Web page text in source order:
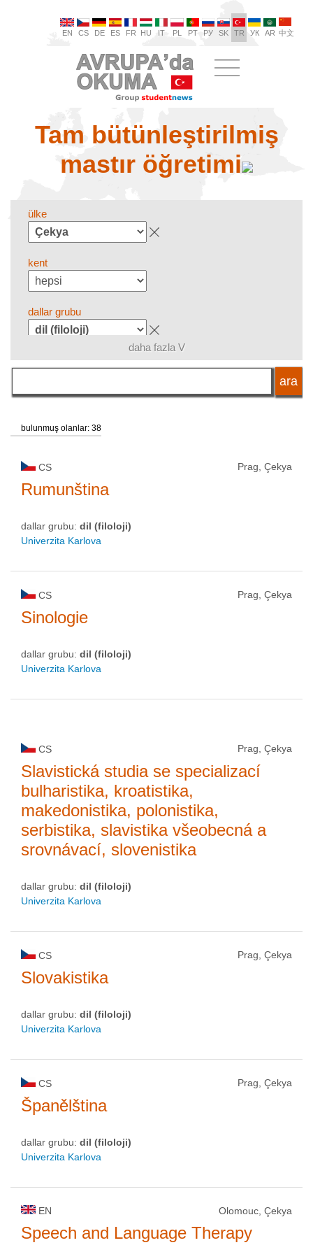
EN CS DE ES FR HU IT PL PT РУ SK TR УК AR 中文
Tam bütünleştirilmiş
mastır öğretimi
ülke
kent
dallar grubu
dil
daha fazla V
bulunmuş olanlar: 38
CS Prag, Çekya
Rumunština
dallar grubu: dil (filoloji)
Univerzita Karlova
CS Prag, Çekya
Sinologie
dallar grubu: dil (filoloji)
Univerzita Karlova
CS Prag, Çekya
Slavistická studia se specializací
bulharistika, kroatistika,
makedonistika, polonistika,
serbistika, slavistika všeobecná a
srovnávací, slovenistika
dallar grubu: dil (filoloji)
Univerzita Karlova
CS Prag, Çekya
Slovakistika
dallar grubu: dil (filoloji)
Univerzita Karlova
CS Prag, Çekya
Španělština
dallar grubu: dil (filoloji)
Univerzita Karlova
EN Olomouc, Çekya
Speech and Language Therapy